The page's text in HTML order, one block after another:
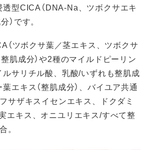
透型CICA（DNA-Na、ツボクサエキ
）です。
（ツボクサ葉／茎エキス、ツボクサ
肌成分）や2種のマイルドピーリン
ルサリチル酸、乳酸/いずれも整肌成
エキス（整肌成分）、バイユア共通
サザキスイセンエキス、ドクダミ
エキス、オニユリエキス/すべて整
。